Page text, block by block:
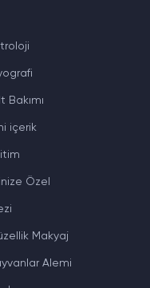
Bakımı
içerik
Özel
Makyaj
Alemi